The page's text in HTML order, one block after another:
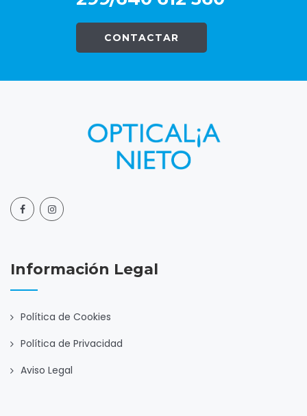
CONTACTAR
Información Legal
Política de Cookies
Política de Privacidad
Aviso Legal